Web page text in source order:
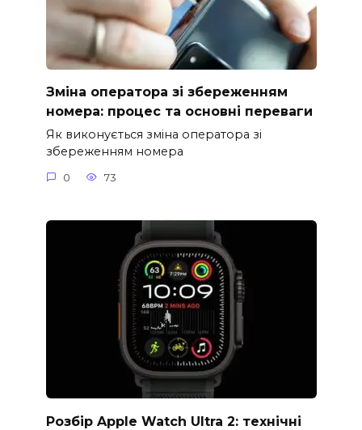
Зміна оператора зі збереженням
номера: процес та основні переваги
Як виконується зміна оператора зі
збереженням номера
0 73
Розбір Apple Watch Ultra 2: технічні